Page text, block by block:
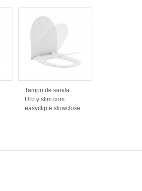
Tampo de sanita
Urb.y slim com
easyclip e slowclose